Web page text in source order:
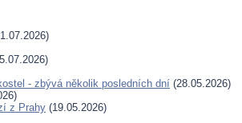
- zbývá několik posledních dní (28.05.2026)
z Prahy (19.05.2026)